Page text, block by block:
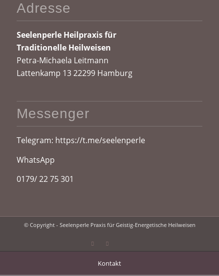
Adresse
Seelenperle Heilpraxis für
Traditionelle Heilweisen
Petra-Michaela Leitmann
Lattenkamp 13 22299 Hamburg
Messenger
Telegram: https://t.me/seelenperle
WhatsApp
0179/ 22 75 301
© Copyright - Seelenperle Praxis für Geistig-Energetische Heilweisen
Kontakt